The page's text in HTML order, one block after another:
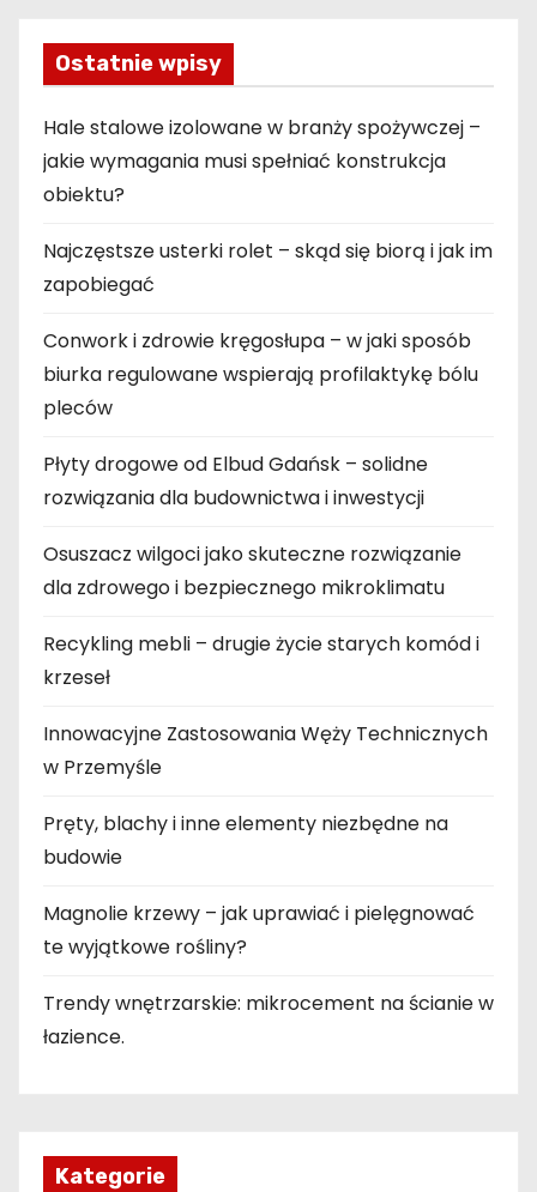
Ostatnie wpisy
Hale stalowe izolowane w branży spożywczej –
jakie wymagania musi spełniać konstrukcja
obiektu?
Najczęstsze usterki rolet – skąd się biorą i jak im
zapobiegać
Conwork i zdrowie kręgosłupa – w jaki sposób
biurka regulowane wspierają profilaktykę bólu
pleców
Płyty drogowe od Elbud Gdańsk – solidne
rozwiązania dla budownictwa i inwestycji
Osuszacz wilgoci jako skuteczne rozwiązanie
dla zdrowego i bezpiecznego mikroklimatu
Recykling mebli – drugie życie starych komód i
krzeseł
Innowacyjne Zastosowania Węży Technicznych
w Przemyśle
Pręty, blachy i inne elementy niezbędne na
budowie
Magnolie krzewy – jak uprawiać i pielęgnować
te wyjątkowe rośliny?
Trendy wnętrzarskie: mikrocement na ścianie w
łazience.
Kategorie